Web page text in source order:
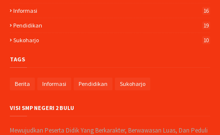
Informasi 16
Pendidikan 19
Sukoharjo 10
TAGS
Berita Informasi Pendidikan Sukoharjo
VISI SMP NEGERI 2 BULU
Mewujudkan Peserta Didik Yang Berkarakter, Berwawasan Luas, Dan Peduli